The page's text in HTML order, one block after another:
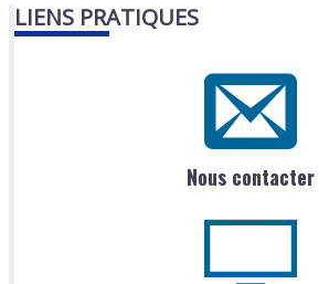
LIENS PRATIQUES
Nous contacter